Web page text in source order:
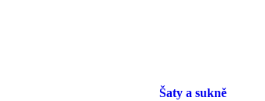
Šaty a sukně